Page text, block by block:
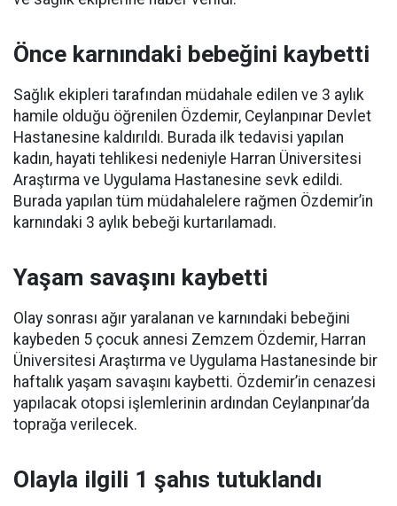
Önce karnındaki bebeğini kaybetti
Sağlık ekipleri tarafından müdahale edilen ve 3 aylık
hamile olduğu öğrenilen Özdemir, Ceylanpınar Devlet
Hastanesine kaldırıldı. Burada ilk tedavisi yapılan
kadın, hayati tehlikesi nedeniyle Harran Üniversitesi
Araştırma ve Uygulama Hastanesine sevk edildi.
Burada yapılan tüm müdahalelere rağmen Özdemir’in
karnındaki 3 aylık bebeği kurtarılamadı.
Yaşam savaşını kaybetti
Olay sonrası ağır yaralanan ve karnındaki bebeğini
kaybeden 5 çocuk annesi Zemzem Özdemir, Harran
Üniversitesi Araştırma ve Uygulama Hastanesinde bir
haftalık yaşam savaşını kaybetti. Özdemir’in cenazesi
yapılacak otopsi işlemlerinin ardından Ceylanpınar’da
toprağa verilecek.
Olayla ilgili 1 şahıs tutuklandı